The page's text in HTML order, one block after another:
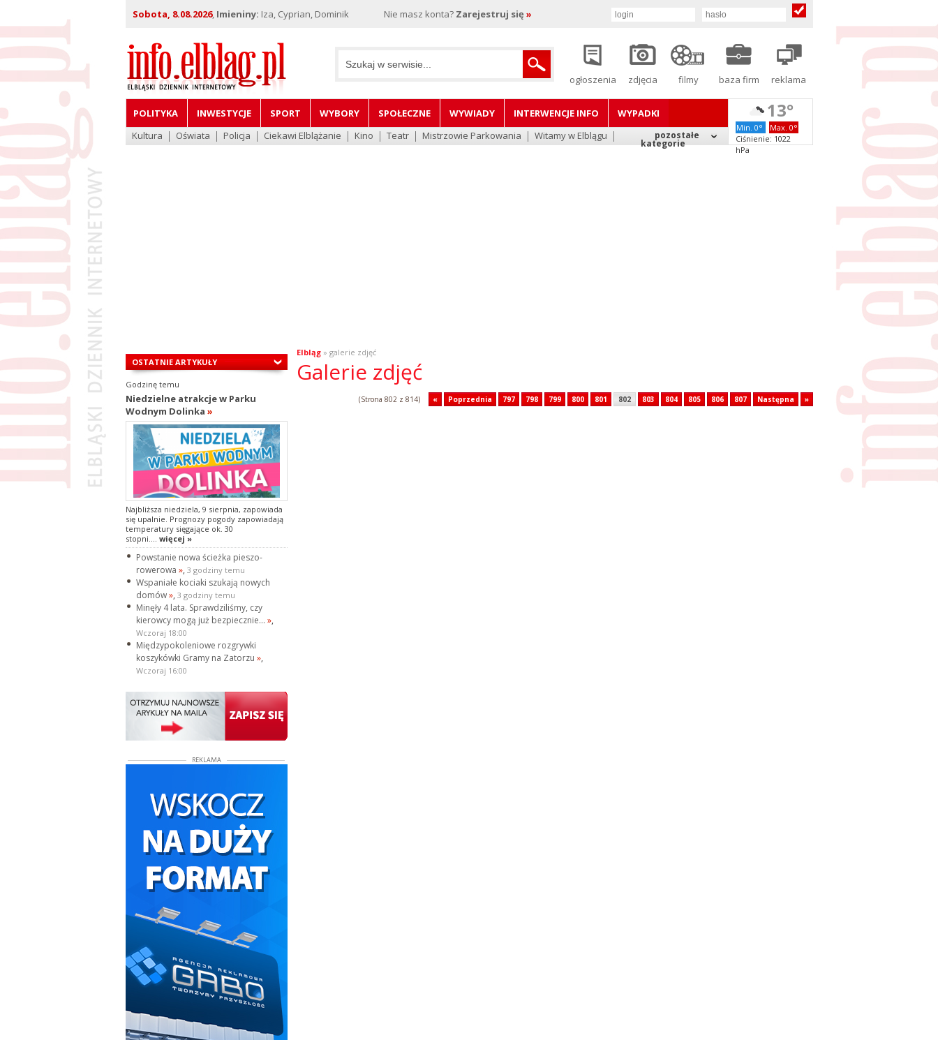
Sobota, 8.08.2026, Imieniny: Iza, Cyprian, Dominik Nie masz konta? Zarejestruj się »
ogłoszenia zdjęcia filmy baza firm reklama
POLITYKA INWESTYCJE SPORT WYBORY SPOŁECZNE WYWIADY INTERWENCJE INFO
WYPADKI
Kultura
Oświata Policja Ciekawi Elblążanie Kino Teatr Mistrzowie Parkowania Witamy w Elblągu pozostałe
kategorie
13°
Min. 0°
Max. 0°
Ciśnienie: 1022
hPa
OSTATNIE ARTYKUŁY
Godzinę temu
Niedzielne atrakcje w Parku
Wodnym Dolinka »
Najbliższa niedziela, 9 sierpnia, zapowiada
się upalnie. Prognozy pogody zapowiadają
temperatury sięgające ok. 30
stopni.... więcej »
Powstanie nowa ścieżka pieszo-
rowerowa », 3 godziny temu
Wspaniałe kociaki szukają nowych
domów», 3 godziny temu
Minęły 4 lata. Sprawdziliśmy, czy
kierowcy mogą już bezpiecznie... »,
Wczoraj 18:00
Międzypokoleniowe rozgrywki
koszykówki Gramy na Zatorzu »,
Wczoraj 16:00
REKLAMA
Elbląg» galerie zdjęć
Galerie zdjęć
(Strona 802 z 814) « Poprzednia 797 798 799 800 801 802 803 804 805 806 807 Następna »